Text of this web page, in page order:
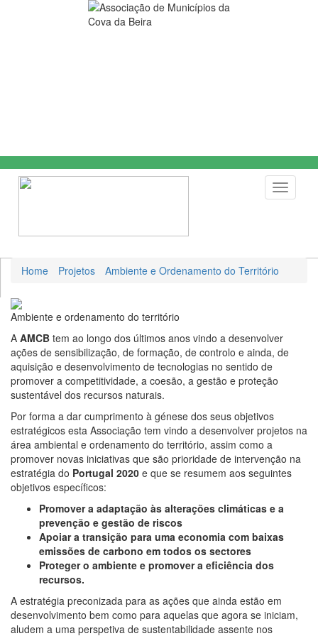
Toggle
Home Projetos Ambiente e Ordenamento do Território
Ambiente e ordenamento do território
A AMCB tem ao longo dos últimos anos vindo a desenvolver
ações de sensibilização, de formação, de controlo e ainda, de
aquisição e desenvolvimento de tecnologias no sentido de
promover a competitividade, a coesão, a gestão e proteção
sustentável dos recursos naturais.
Por forma a dar cumprimento à génese dos seus objetivos
estratégicos esta Associação tem vindo a desenvolver projetos na
área ambiental e ordenamento do território, assim como a
promover novas iniciativas que são prioridade de intervenção na
estratégia do Portugal 2020 e que se resumem aos seguintes
objetivos específicos:
Promover a adaptação às alterações climáticas e a
prevenção e gestão de riscos
Apoiar a transição para uma economia com baixas
emissões de carbono em todos os sectores
Proteger o ambiente e promover a eficiência dos
recursos.
A estratégia preconizada para as ações que ainda estão em
desenvolvimento bem como para aquelas que agora se iniciam,
aludem a uma perspetiva de sustentabilidade assente nos